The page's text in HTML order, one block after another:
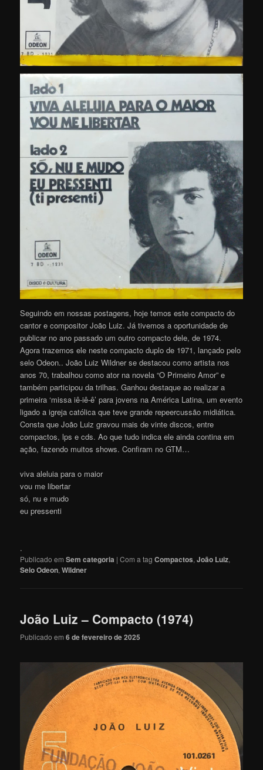
Seguindo em nossas postagens, hoje temos este compacto do
cantor e compositor João Luiz. Já tivemos a oportunidade de
publicar no ano passado um outro compacto dele, de 1974.
Agora trazemos ele neste compacto duplo de 1971, lançado pelo
selo Odeon.. João Luiz Wildner se destacou como artista nos
anos 70, trabalhou como ator na novela “O Primeiro Amor” e
também participou da trilhas. Ganhou destaque ao realizar a
primeira ‘missa iê-iê-ê’ para jovens na América Latina, um evento
ligado a igreja católica que teve grande repeercussão midiática.
Consta que João Luiz gravou mais de vinte discos, entre
compactos, lps e cds. Ao que tudo indica ele ainda contina em
ação, fazendo muitos shows. Confiram no GTM…
viva aleluia para o maior
vou me libertar
só, nu e mudo
eu pressenti
.
Publicado em Sem categoria |Com a tagCompactos,João Luiz,
Selo Odeon,Wildner
João Luiz – Compacto (1974)
Publicado em6 de fevereiro de 2025